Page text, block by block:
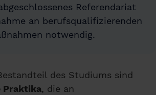
Referendariat
an berufsqualifizierenden
notwendig.
des Studiums sind
Praktika, die an